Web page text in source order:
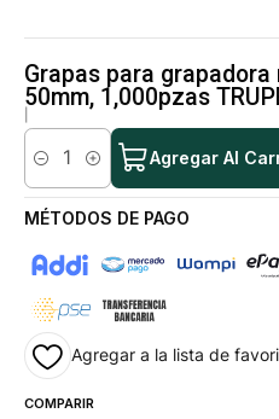
Grapas para grapadora
50mm, 1,000pzas
Cantidad
Agregar Al
MÉTODOS DE PAGO
Agregar a la lista de
COMPARIR